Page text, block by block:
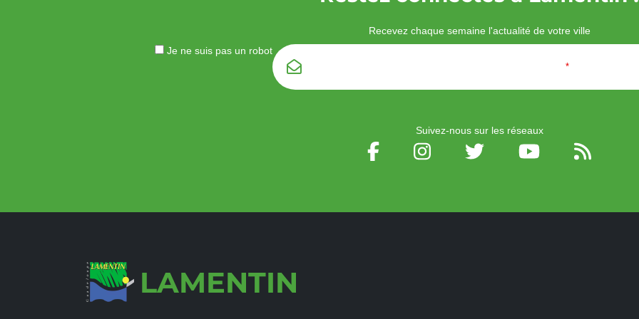
LAMENTIN
Recevez chaque semaine l'actualité de votre ville
Je ne suis pas un robot
*
Suivez-nous sur les réseaux